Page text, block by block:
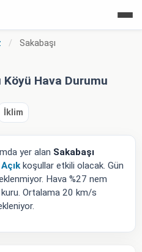
/ Sakabaşı
Köyü Hava Durumu
İklim
yer alan Sakabaşı
Açıkkoşullar etkili olacak. Gün
Hava %27 nem
kuru. Ortalama 20 km/s